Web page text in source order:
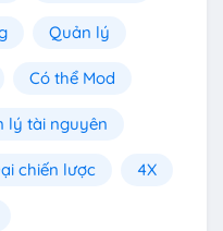
Quản lý
Có thể Mod
lý tài nguyên
chiến lược 4X